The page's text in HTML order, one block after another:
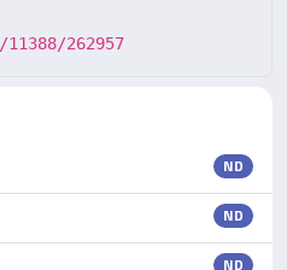
262957
ND
ND
ND